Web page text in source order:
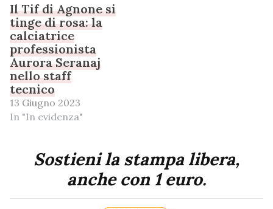
Il Tif di Agnone si
tinge di rosa: la
calciatrice
professionista
Aurora Seranaj
nello staff
tecnico
13 Giugno 2023
In "In evidenza"
Sostieni la stampa libera,
anche con 1 euro.